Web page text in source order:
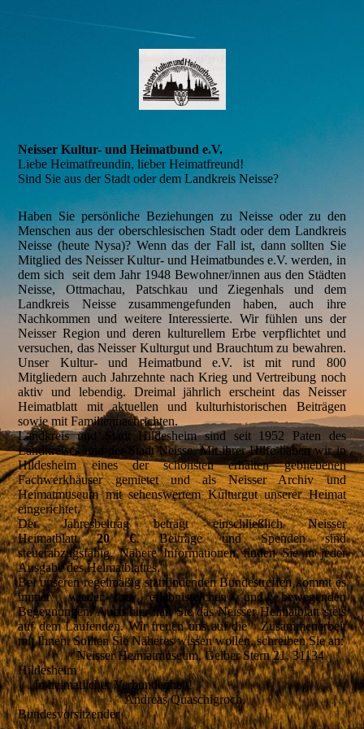
Neisser Kultur- und Heimatbund e.V.
Liebe Heimatfreundin, lieber Heimatfreund!
Sind Sie aus der Stadt oder dem Landkreis Neisse?
Haben Sie persönliche Beziehungen zu Neisse oder zu den
Menschen aus der oberschlesischen Stadt oder dem Landkreis
Neisse (heute Nysa)? Wenn das der Fall ist, dann sollten Sie
Mitglied des Neisser Kultur- und Heimatbundes e.V. werden, in
dem sich seit dem Jahr 1948 Bewohner/innen aus den Städten
Neisse, Ottmachau, Patschkau und Ziegenhals und dem
Landkreis Neisse zusammengefunden haben, auch ihre
Nachkommen und weitere Interessierte. Wir fühlen uns der
Neisser Region und deren kulturellem Erbe verpflichtet und
versuchen, das Neisser Kulturgut und Brauchtum zu bewahren.
Unser Kultur- und Heimatbund e.V. ist mit rund 800
Mitgliedern auch Jahrzehnte nach Krieg und Vertreibung noch
aktiv und lebendig. Dreimal jährlich erscheint das Neisser
Heimatblatt mit aktuellen und kulturhistorischen Beiträgen
sowie mit Familiennachrichten.
Landkreis und Stadt Hildesheim sind seit 1952 Paten des
Landkreises und der Stadt Neisse. Mit ihrer Hilfe haben wir in
Hildesheim eines der schönsten erhalten gebliebenen
Fachwerkhäuser gemietet und als Neisser Archiv und
Heimatmuseum mit sehenswertem Kulturgut unserer Heimat
eingerichtet.
Der Jahresbeitrag beträgt einschließlich Neisser
Heimatblatt20 €. Beiträge und Spenden sind
steuerabzugsfähig. Nähere Informationen finden Sie in jeder
Ausgabe des Heimatblattes.
Bei unseren regelmäßig stattfindenden Bundestreffen kommt es
immer wieder zu erlebnisreichen und bewegenden
Begegnungen. Auch hier hält Sie das Neisser Heimatblatt stets
auf dem Laufenden. Wir freuen uns auf die Zusammenarbeit
mit Ihnen. Sollten Sie Näheres wissen wollen, schreiben Sie an:
Neisser Heimatmuseum, Gelber Stern 21, 31134
Hildesheim
In heimatlicher Verbundenheit!
Andreas Quaschigroch,
Bundesvorsitzender